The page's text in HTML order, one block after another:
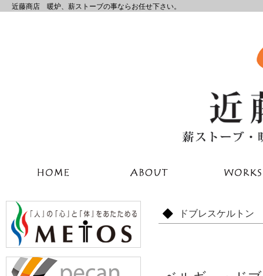
近藤商店 暖炉、薪ストーブの事ならお任せ下さい。
ドブレスケルトン